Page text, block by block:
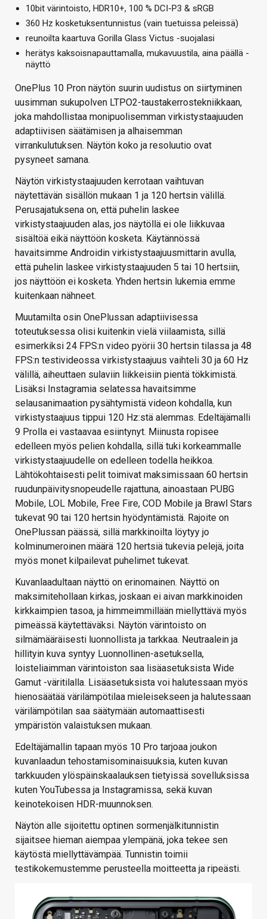
10bit värintoisto, HDR10+, 100 % DCI-P3 & sRGB
360 Hz kosketuksentunnistus (vain tuetuissa peleissä)
reunoilta kaartuva Gorilla Glass Victus -suojalasi
herätys kaksoisnapauttamalla, mukavuustila, aina päällä -
näyttö
OnePlus 10 Pron näytön suurin uudistus on siirtyminen
uusimman sukupolven LTPO2-taustakerrostekniikkaan,
joka mahdollistaa monipuolisemman virkistystaajuuden
adaptiivisen säätämisen ja alhaisemman
virrankulutuksen. Näytön koko ja resoluutio ovat
pysyneet samana.
Näytön virkistystaajuuden kerrotaan vaihtuvan
näytettävän sisällön mukaan 1 ja 120 hertsin välillä.
Perusajatuksena on, että puhelin laskee
virkistystaajuuden alas, jos näytöllä ei ole liikkuvaa
sisältöä eikä näyttöön kosketa. Käytännössä
havaitsimme Androidin virkistystaajuusmittarin avulla,
että puhelin laskee virkistystaajuuden 5 tai 10 hertsiin,
jos näyttöön ei kosketa. Yhden hertsin lukemia emme
kuitenkaan nähneet.
Muutamilta osin OnePlussan adaptiivisessa
toteutuksessa olisi kuitenkin vielä viilaamista, sillä
esimerkiksi 24 FPS:n video pyörii 30 hertsin tilassa ja 48
FPS:n testivideossa virkistystaajuus vaihteli 30 ja 60 Hz
välillä, aiheuttaen sulaviin liikkeisiin pientä tökkimistä.
Lisäksi Instagramia selatessa havaitsimme
selausanimaation pysähtymistä videon kohdalla, kun
virkistystaajuus tippui 120 Hz:stä alemmas. Edeltäjämalli
9 Prolla ei vastaavaa esiintynyt. Miinusta ropisee
edelleen myös pelien kohdalla, sillä tuki korkeammalle
virkistystaajuudelle on edelleen todella heikkoa.
Lähtökohtaisesti pelit toimivat maksimissaan 60 hertsin
ruudunpäivitysnopeudelle rajattuna, ainoastaan PUBG
Mobile, LOL Mobile, Free Fire, COD Mobile ja Brawl Stars
tukevat 90 tai 120 hertsin hyödyntämistä. Rajoite on
OnePlussan päässä, sillä markkinoilta löytyy jo
kolminumeroinen määrä 120 hertsiä tukevia pelejä, joita
myös monet kilpailevat puhelimet tukevat.
Kuvanlaadultaan näyttö on erinomainen. Näyttö on
maksimitehollaan kirkas, joskaan ei aivan markkinoiden
kirkkaimpien tasoa, ja himmeimmillään miellyttävä myös
pimeässä käytettäväksi. Näytön värintoisto on
silmämääräisesti luonnollista ja tarkkaa. Neutraalein ja
hillityin kuva syntyy Luonnollinen-asetuksella,
loisteliaimman värintoiston saa lisäasetuksista Wide
Gamut -väritilalla. Lisäasetuksista voi halutessaan myös
hienosäätää värilämpötilaa mieleisekseen ja halutessaan
värilämpötilan saa säätymään automaattisesti
ympäristön valaistuksen mukaan.
Edeltäjämallin tapaan myös 10 Pro tarjoaa joukon
kuvanlaadun tehostamisominaisuuksia, kuten kuvan
tarkkuuden ylöspäinskaalauksen tietyissä sovelluksissa
kuten YouTubessa ja Instagramissa, sekä kuvan
keinotekoisen HDR-muunnoksen.
Näytön alle sijoitettu optinen sormenjälkitunnistin
sijaitsee hieman aiempaa ylempänä, joka tekee sen
käytöstä miellyttävämpää. Tunnistin toimii
testikokemustemme perusteella moitteetta ja ripeästi.